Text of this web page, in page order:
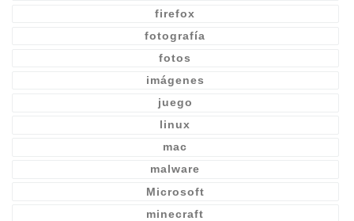
firefox
fotografía
fotos
imágenes
juego
linux
mac
malware
Microsoft
minecraft